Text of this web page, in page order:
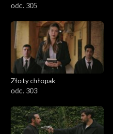
odc. 305
Złoty chłopak
odc. 303